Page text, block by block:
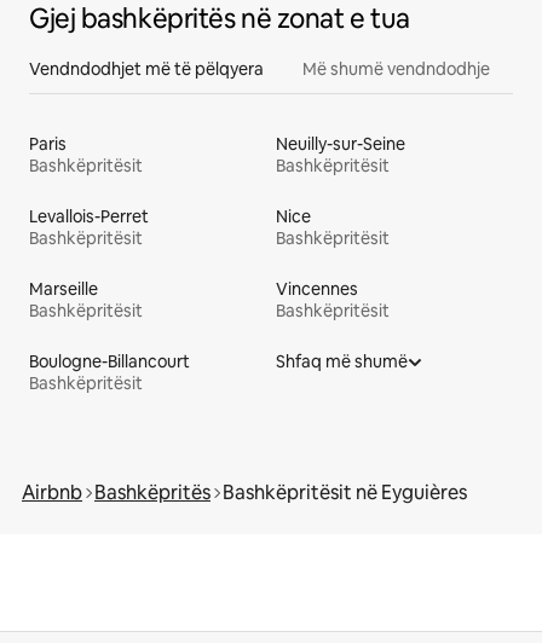
Gjej bashkëpritës në zonat e tua
Vendndodhjet më të pëlqyera Më shumë vendndodhje
Paris
Bashkëpritësit
Neuilly-sur-Seine
Bashkëpritësit
Levallois-Perret
Bashkëpritësit
Nice
Bashkëpritësit
Marseille
Bashkëpritësit
Vincennes
Bashkëpritësit
Boulogne-Billancourt
Bashkëpritësit
Shfaq më shumë
Airbnb Bashkëpritës Bashkëpritësit në Eyguières